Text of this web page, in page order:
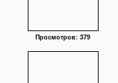
Просмотров: 379